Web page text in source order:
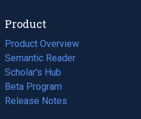
Product
Product Overview
Semantic Reader
Scholar's Hub
Beta Program
Release Notes